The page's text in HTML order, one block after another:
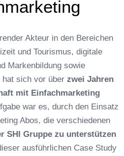
Akteur in den Bereichen
und Tourismus, digitale
Markenbildung sowie
hat sich vor über zwei Jahren
mit Einfachmarketing
war es, durch den Einsatz
Abos, die verschiedenen
SHI Gruppe zu unterstützen
ausführlichen Case Study